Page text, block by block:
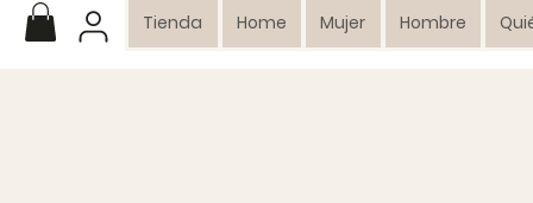
Tienda Home Mujer Hombre